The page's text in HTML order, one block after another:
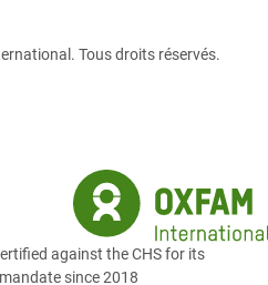
Tous droits réservés.
against the CHS for its
since 2018